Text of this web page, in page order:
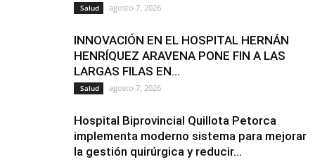
Salud agosto 7, 2026
INNOVACIÓN EN EL HOSPITAL HERNÁN
HENRÍQUEZ ARAVENA PONE FIN A LAS
LARGAS FILAS EN...
Salud agosto 7, 2026
Hospital Biprovincial Quillota Petorca
implementa moderno sistema para mejorar
la gestión quirúrgica y reducir...